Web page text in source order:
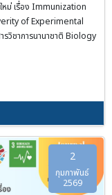
หม่ เรื่อง Immunization
of Experimental
วิชาการนานาชาติ Biology
2
กุมภาพันธ์
2569